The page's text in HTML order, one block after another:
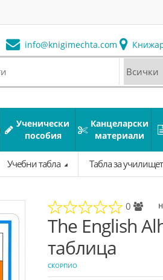
info@knigimechta.com
Ученически
пособия
Канцеларски
материали
Учебни табла Табла за
0
The English
таблица
СКОРПИО